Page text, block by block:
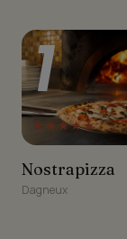
Nostrapizza
1
★★★★★
Nostrapizza
Dagneux